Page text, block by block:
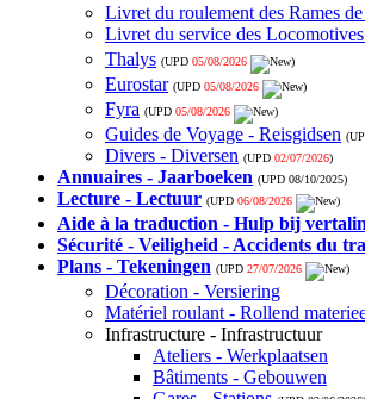
Livret du roulement des Rames
Livret du service des
Thalys (UPD 05/08/2026 )
Eurostar (UPD 05/08/2026 )
Fyra (UPD 05/08/2026 )
Guides de Voyage - Reisgidsen
Divers - Diversen (UPD 02/07/2026)
Annuaires - Jaarboeken (UPD 08/10/2025)
Lecture - Lectuur (UPD 06/08/2026 )
Aide à la traduction - Hulp bij
Sécurité - Veiligheid - Accidents du
Plans - Tekeningen (UPD 27/07/2026 )
Décoration - Versiering
Matériel roulant - Rollend
Infrastructure - Infrastructuur
Ateliers - Werkplaatsen
Bâtiments - Gebouwen